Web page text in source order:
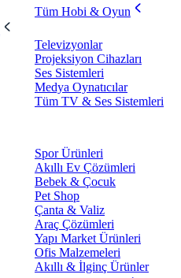
Tüm Hobi & Oyun
Televizyonlar
Projeksiyon Cihazları
Ses Sistemleri
Medya Oynatıcılar
Tüm TV & Ses Sistemleri
Spor Ürünleri
Akıllı Ev Çözümleri
Bebek & Çocuk
Pet Shop
Çanta & Valiz
Araç Çözümleri
Yapı Market Ürünleri
Ofis Malzemeleri
Akıllı & İlginç Ürünler